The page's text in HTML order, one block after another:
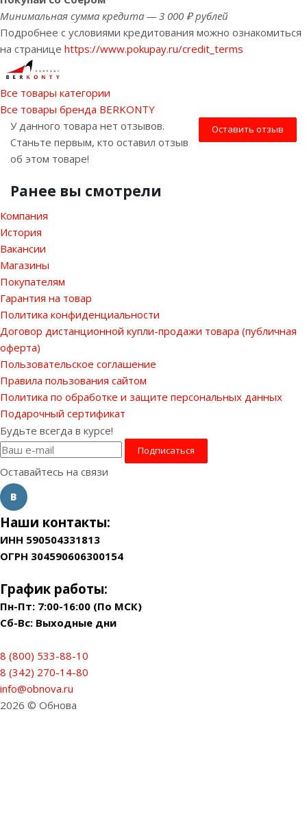
Минимальная сумма кредита — 3 000 ₽ рублей
Подробнее с условиями кредитования можно ознакомиться
на странице https://www.pokupay.ru/credit_terms
Все товары категории
Все товары бренда BERKONTY
Оставить отзыв
У данного товара нет отзывов.
Станьте первым, кто оставил отзыв
об этом товаре!
Ранее вы смотрели
Компания
История
Вакансии
Магазины
Покупателям
Гарантия на товар
Политика конфиденциальности
Договор дистанционной купли-продажи товара (публичная
оферта)
Пользовательское соглашение
Правила пользования сайтом
Политика по обработке и защите персональных данных
Подарочный сертификат
Будьте всегда в курсе!
Оставайтесь на связи
Наши контакты:
ИНН 590504331813
ОГРН 304590606300154
График работы:
Пн-Пт: 7:00-16:00 (По МСК)
Сб-Вс: Выходные дни
8 (800) 533-88-10
8 (342) 270-14-80
info@obnova.ru
2026 © Обнова